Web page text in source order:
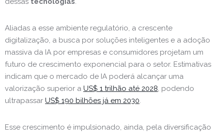
Aliadas a esse ambiente regulatório, a crescente
digitalização, a busca por soluções inteligentes e a adoção
massiva da IA por empresas e consumidores projetam um
futuro de crescimento exponencial para o setor. Estimativas
indicam que o mercado de IA poderá alcançar uma
valorização superior a US$ 1 trilhão até 2028, podendo
ultrapassar US$ 190 bilhões já em 2030.
Esse crescimento é impulsionado, ainda, pela diversificação